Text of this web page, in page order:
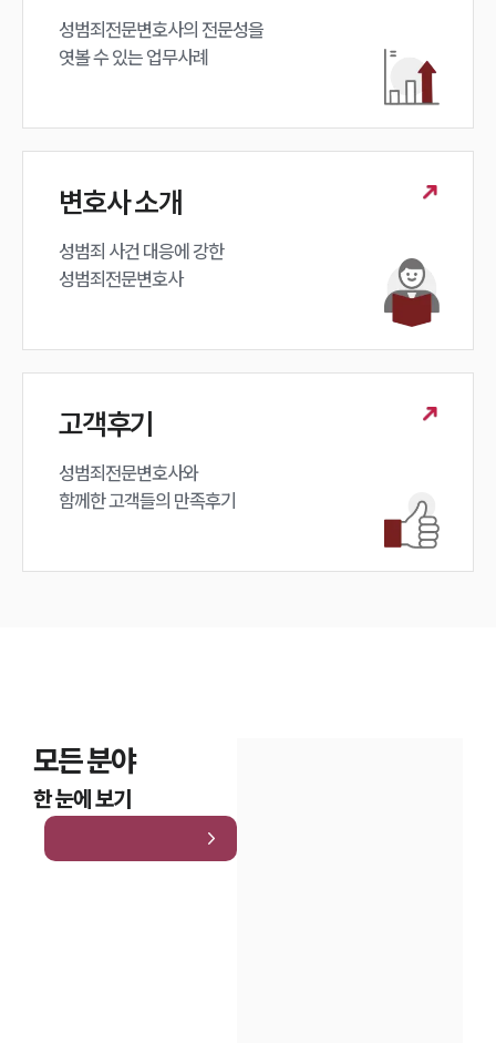
성범죄전문변호사의 전문성을
엿볼 수 있는 업무사례
변호사 소개
성범죄 사건 대응에 강한
성범죄전문변호사
고객후기
성범죄전문변호사와
함께한 고객들의 만족후기
모든 분야
한 눈에 보기